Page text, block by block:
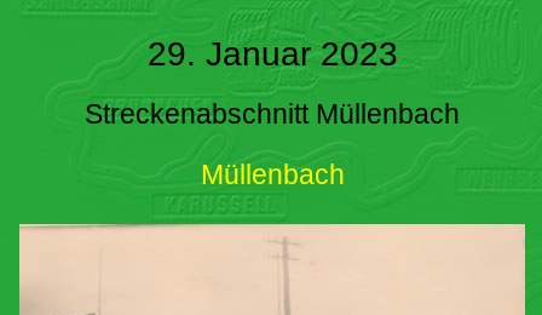
29. Januar 2023
Streckenabschnitt Müllenbach
Müllenbach